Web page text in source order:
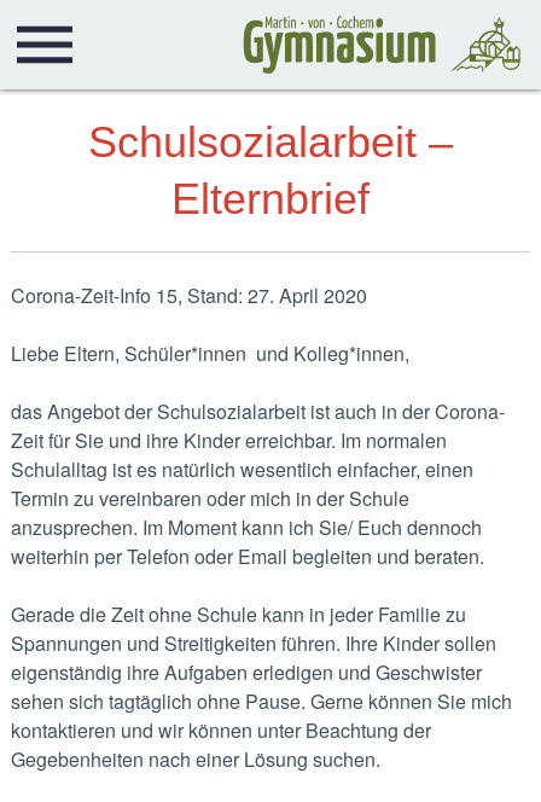
Schulsozialarbeit –
Elternbrief
Corona-Zeit-Info 15, Stand: 27. April 2020
Liebe Eltern, Schüler*innen und Kolleg*innen,
das Angebot der Schulsozialarbeit ist auch in der Corona-
Zeit für Sie und ihre Kinder erreichbar. Im normalen
Schulalltag ist es natürlich wesentlich einfacher, einen
Termin zu vereinbaren oder mich in der Schule
anzusprechen. Im Moment kann ich Sie/ Euch dennoch
weiterhin per Telefon oder Email begleiten und beraten.
Gerade die Zeit ohne Schule kann in jeder Familie zu
Spannungen und Streitigkeiten führen. Ihre Kinder sollen
eigenständig ihre Aufgaben erledigen und Geschwister
sehen sich tagtäglich ohne Pause. Gerne können Sie mich
kontaktieren und wir können unter Beachtung der
Gegebenheiten nach einer Lösung suchen.